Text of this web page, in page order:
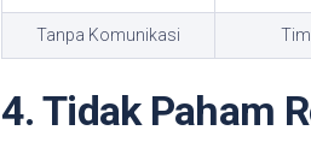
Tanpa Komunikasi
4. Tidak Paham